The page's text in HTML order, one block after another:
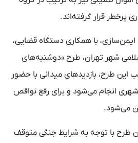
پرخطر قرار گرفته‌اند.
ایمن‌سازی، با همکاری دستگاه قضایی،
شهر تهران، طرح «دوشنبه‌های
این طرح، بازدیدهای میدانی با حضور
انجام می‌شود و برای رفع نواقص
می‌شود.
طرح با توجه به شرایط جنگی متوقف